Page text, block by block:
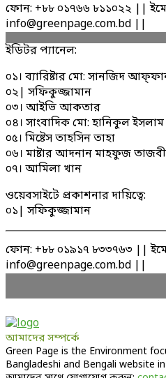
ফোন: +৮৮ ০১৭৬৬ ৮১১০২২ ||
info@greenpage.com.bd ||
ইডিটর প্যানেল:
০১। ব্যারিষ্টার মো: সানজিদ
০২| সফিকুজ্জামান
০৩। আইভি আকতার
০৪। সাংবাদিক মো: হানিকুল ইসলাম
০৫। মিষ্টেস তাহসিন তাহা
০৬। মাষ্টার আদনান মাহফুজ
০৭। আমিলা খান
ওয়েবসাইটে প্রকাশনার দায়িত্বে:
০১| সফিকুজ্জামান
ফোন: +৮৮ ০১৯১৭ ৮৩৩৭৬৩ ||
info@greenpage.com.bd ||
আমাদের সম্পর্কে
Green Page is the Environment
Bangladeshi and Bengali website